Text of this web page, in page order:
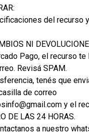
del recurso
NI
Pago, el recurso te
Revisá SPAM.
tenés que
de correo
y el
DE LAS 24 HORAS.
a nuestro